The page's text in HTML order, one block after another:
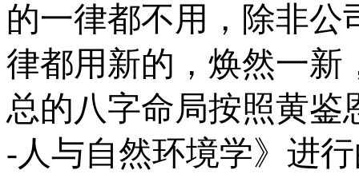
的一律都不用，除非公
律都用新的，焕然一新
总的八字命局按照黄鉴
-人与自然环境学》进